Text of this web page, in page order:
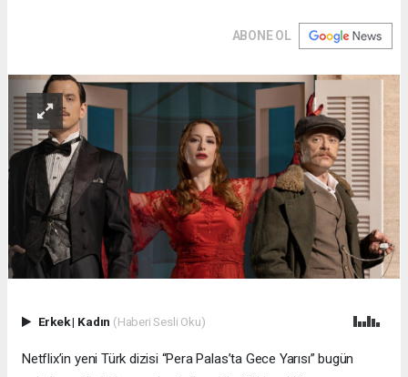
ABONE OL
Erkek| Kadın (Haberi Sesli Oku)
Netflix’in yeni Türk dizisi “Pera Palas’ta Gece Yarısı” bugün